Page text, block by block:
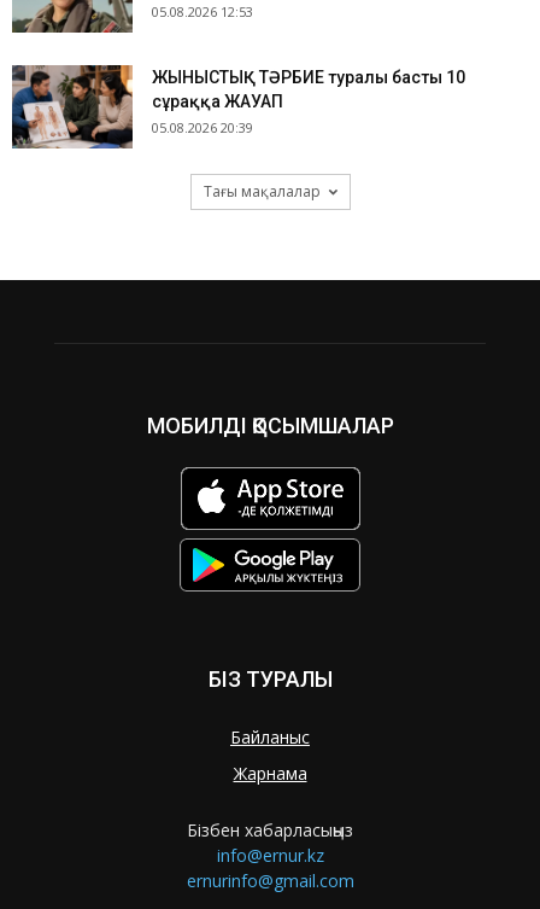
05.08.2026 12:53
ЖЫНЫСТЫҚ ТӘРБИЕ туралы басты 10
сұраққа ЖАУАП
05.08.2026 20:39
Тағы мақалалар
МОБИЛДІ ҚОСЫМШАЛАР
БІЗ ТУРАЛЫ
Байланыс
Жарнама
Бізбен хабарласыңыз
info@ernur.kz
ernurinfo@gmail.com